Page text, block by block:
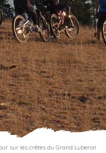
sur les crêtes du Grand Luberon